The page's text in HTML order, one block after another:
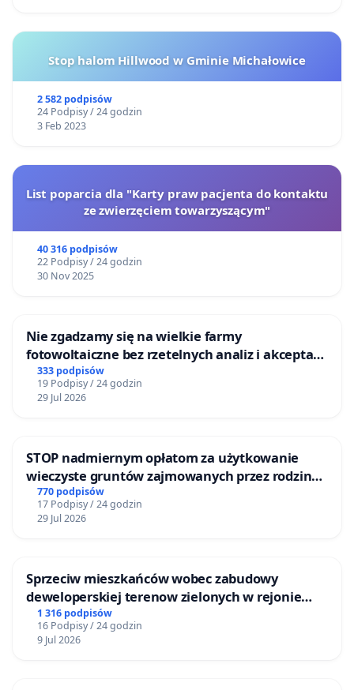
Stop halom Hillwood w Gminie Michałowice
2 582 podpisów
24 Podpisy / 24 godzin
3 Feb 2023
List poparcia dla "Karty praw pacjenta do kontaktu
ze zwierzęciem towarzyszącym"
40 316 podpisów
22 Podpisy / 24 godzin
30 Nov 2025
Nie zgadzamy się na wielkie farmy
fotowoltaiczne bez rzetelnych analiz i akceptacji
mieszkańców
333 podpisów
19 Podpisy / 24 godzin
29 Jul 2026
STOP nadmiernym opłatom za użytkowanie
wieczyste gruntów zajmowanych przez rodzinne
ogrody działkowe.
770 podpisów
17 Podpisy / 24 godzin
29 Jul 2026
Sprzeciw mieszkańców wobec zabudowy
deweloperskiej terenow zielonych w rejonie
Bulwarów Straceńskich w Bielsku-Białej
1 316 podpisów
16 Podpisy / 24 godzin
9 Jul 2026